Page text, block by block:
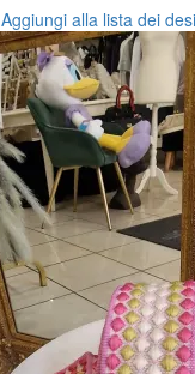
Aggiungi alla lista dei